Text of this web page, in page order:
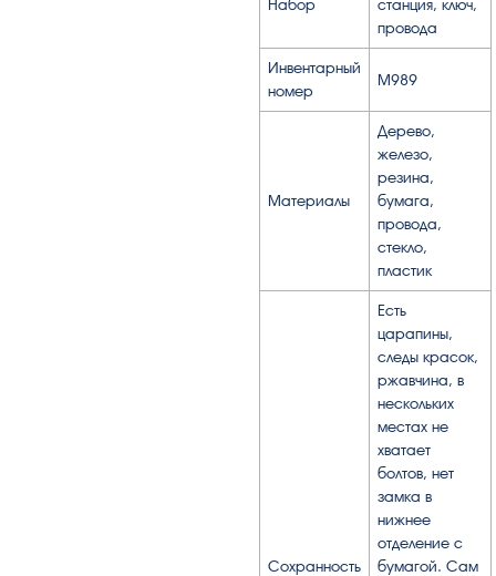
Набор
станция, ключ,
провода
Инвентарный
номер
М989
Материалы
Дерево,
железо,
резина,
бумага,
провода,
стекло,
пластик
Сохранность
Есть
царапины,
следы красок,
ржавчина, в
нескольких
местах не
хватает
болтов, нет
замка в
нижнее
отделение с
бумагой. Сам